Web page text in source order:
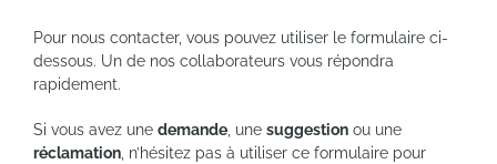
Pour nous contacter, vous pouvez utiliser le formulaire ci-
dessous. Un de nos collaborateurs vous répondra
rapidement.
Si vous avez une demande , une suggestion ou une
réclamation , n’hésitez pas à utiliser ce formulaire pour